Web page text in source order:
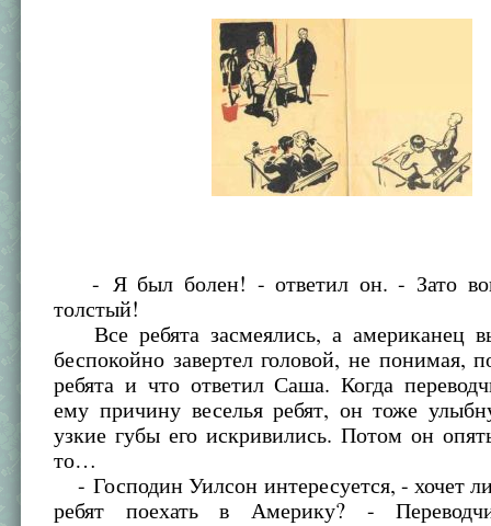
- Я был болен! - ответил он. - Зато
толстый!
Все ребята засмеялись, а американец
беспокойно завертел головой, не понимая,
ребята и что ответил Саша. Когда
ему причину веселья ребят, он тоже
узкие губы его искривились. Потом он
то…
- Господин Уилсон интересуется, - хочет
ребят поехать в Америку? -